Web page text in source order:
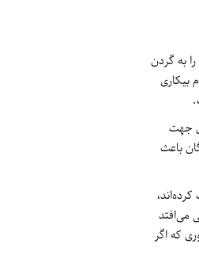
به گردن
بیکاری
جهت
باعث
می‌افتد
که اگر